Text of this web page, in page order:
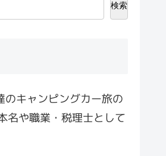
検索
のキャンピングカー旅の
名や職業・税理士として